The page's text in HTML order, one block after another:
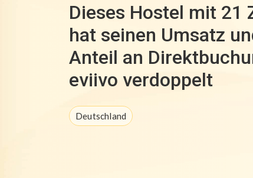
Dieses Hostel mit 21
hat seinen Umsatz
Anteil an
eviivo verdoppelt
Deutschland